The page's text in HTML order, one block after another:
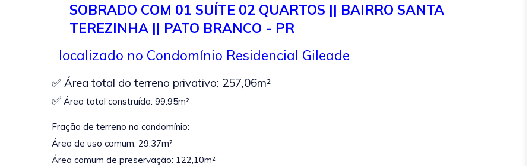
SOBRADO COM 01 SUÍTE 02 QUARTOS || BAIRRO SANTA
TEREZINHA || PATO BRANCO - PR
localizado no Condomínio Residencial Gileade
✅ Área total do terreno privativo: 257,06m²
✅ Área total construída: 99.95m²
Fração de terreno no condomínio:
Área de uso comum: 29,37m²
Área comum de preservação: 122,10m²